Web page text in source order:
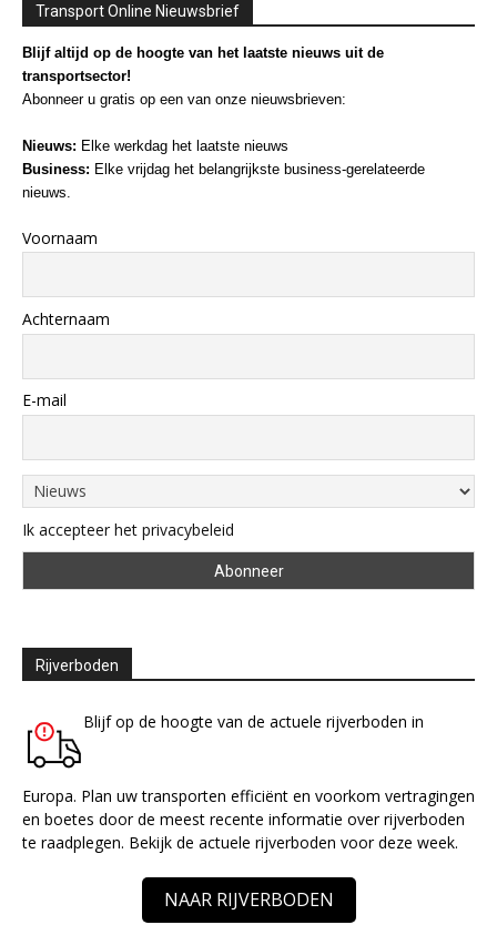
Transport Online Nieuwsbrief
Blijf altijd op de hoogte van het laatste nieuws uit de
transportsector!
Abonneer u gratis op een van onze nieuwsbrieven:
Nieuws: Elke werkdag het laatste nieuws
Business: Elke vrijdag het belangrijkste business-gerelateerde
nieuws.
Voornaam
Achternaam
E-mail
Ik accepteer het privacybeleid
Rijverboden
Blijf op de hoogte van de actuele rijverboden in
Europa. Plan uw transporten efficiënt en voorkom vertragingen
en boetes door de meest recente informatie over rijverboden
te raadplegen. Bekijk de actuele rijverboden voor deze week.
NAAR RIJVERBODEN